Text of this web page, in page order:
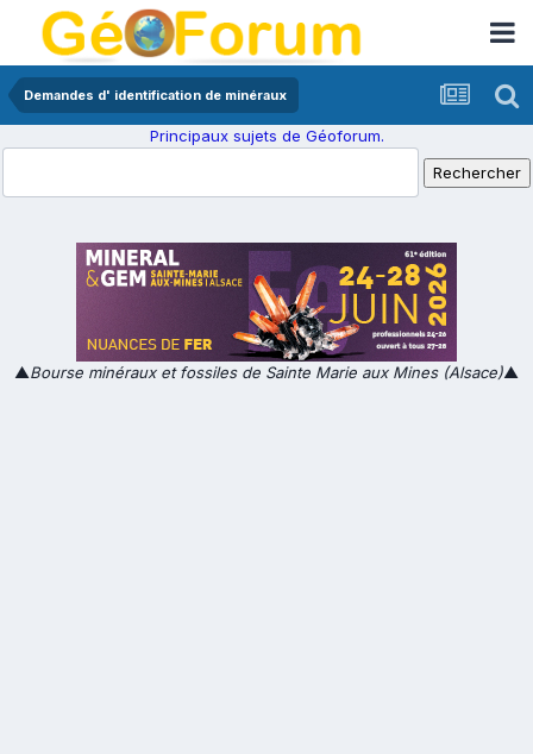
Demandes d' identification de minéraux
Principaux sujets de Géoforum.
▲Bourse minéraux et fossiles de Sainte Marie aux Mines (Alsace)▲